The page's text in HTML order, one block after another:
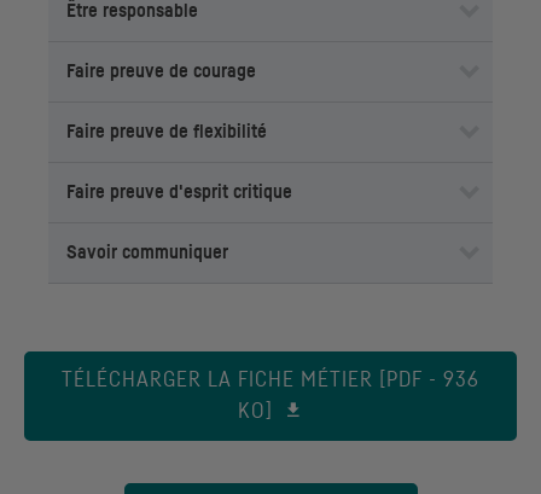
Être responsable
Faire preuve de courage
Faire preuve de flexibilité
Faire preuve d'esprit critique
Savoir communiquer
TÉLÉCHARGER LA FICHE MÉTIER [PDF - 936
KO]